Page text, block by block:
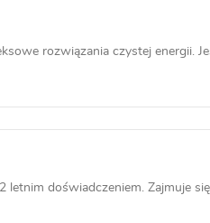
rozwiązania czystej energii.
letnim doświadczeniem. Zajmuje